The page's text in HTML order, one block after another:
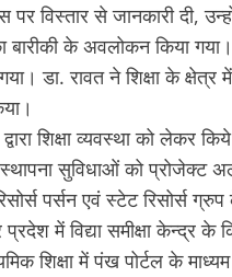
विस्तार से जानकारी दी,
बारीकी के अवलोकन किया
डा. रावत ने शिक्षा के क्षेत्र
शिक्षा व्यवस्था को लेकर
सुविधाओं को प्रोजेक्ट
पर्सन एवं स्टेट रिसोर्स
प्रदेश में विद्या समीक्षा केन्द्र
शिक्षा में पंख पोर्टल के